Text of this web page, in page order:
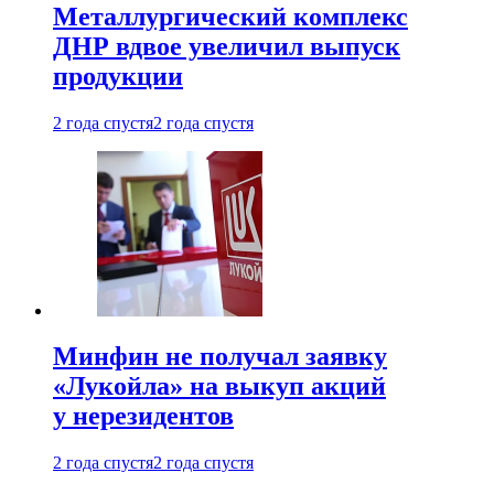
Металлургический комплекс
ДНР вдвое увеличил выпуск
продукции
2 года спустя2 года спустя
Минфин не получал заявку
«Лукойла» на выкуп акций
у нерезидентов
2 года спустя2 года спустя